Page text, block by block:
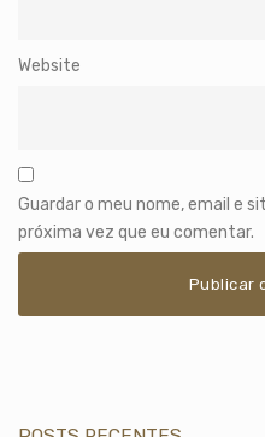
Website
Guardar o meu nome, email e
próxima vez que eu comentar.